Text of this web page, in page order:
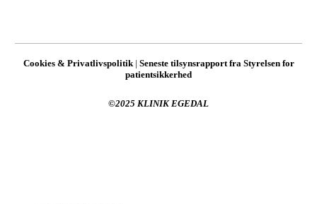
Cookies & Privatlivspolitik| Seneste tilsynsrapport fra Styrelsen for
patientsikkerhed
©2025 KLINIK EGEDAL